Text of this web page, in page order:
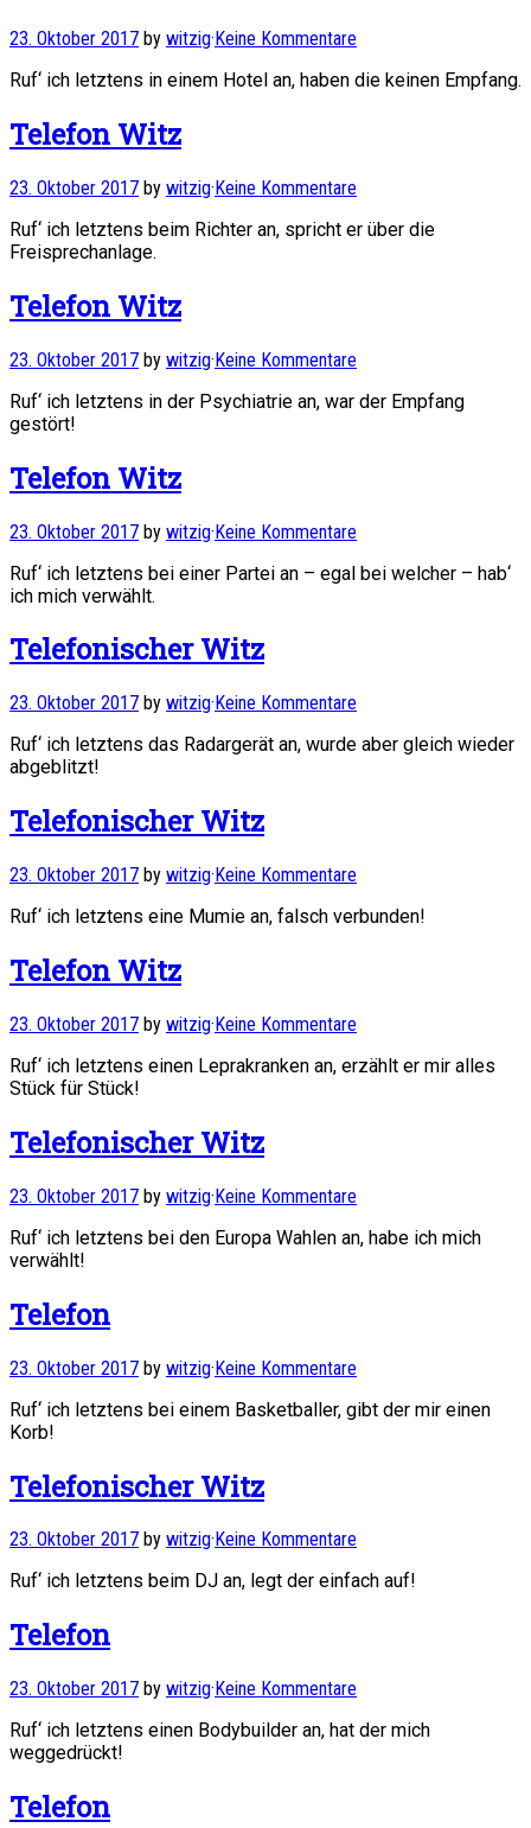
23. Oktober 2017 by witzig·Keine Kommentare
Ruf‘ ich letztens in einem Hotel an, haben die keinen Empfang.
Telefon Witz
23. Oktober 2017 by witzig·Keine Kommentare
Ruf‘ ich letztens beim Richter an, spricht er über die
Freisprechanlage.
Telefon Witz
23. Oktober 2017 by witzig·Keine Kommentare
Ruf‘ ich letztens in der Psychiatrie an, war der Empfang
gestört!
Telefon Witz
23. Oktober 2017 by witzig·Keine Kommentare
Ruf‘ ich letztens bei einer Partei an – egal bei welcher – hab‘
ich mich verwählt.
Telefonischer Witz
23. Oktober 2017 by witzig· Keine Kommentare
Ruf‘ ich letztens das Radargerät an, wurde aber gleich wieder
abgeblitzt!
Telefonischer Witz
23. Oktober 2017 by witzig· Keine Kommentare
Ruf‘ ich letztens eine Mumie an, falsch verbunden!
Telefon Witz
23. Oktober 2017 by witzig·Keine Kommentare
Ruf‘ ich letztens einen Leprakranken an, erzählt er mir alles
Stück für Stück!
Telefonischer Witz
23. Oktober 2017 by witzig·Keine Kommentare
Ruf‘ ich letztens bei den Europa Wahlen an, habe ich mich
verwählt!
Telefon
23. Oktober 2017 by witzig·Keine Kommentare
Ruf‘ ich letztens bei einem Basketballer, gibt der mir einen
Korb!
Telefonischer Witz
23. Oktober 2017 by witzig· Keine Kommentare
Ruf‘ ich letztens beim DJ an, legt der einfach auf!
Telefon
23. Oktober 2017 by witzig· Keine Kommentare
Ruf‘ ich letztens einen Bodybuilder an, hat der mich
weggedrückt!
Telefon